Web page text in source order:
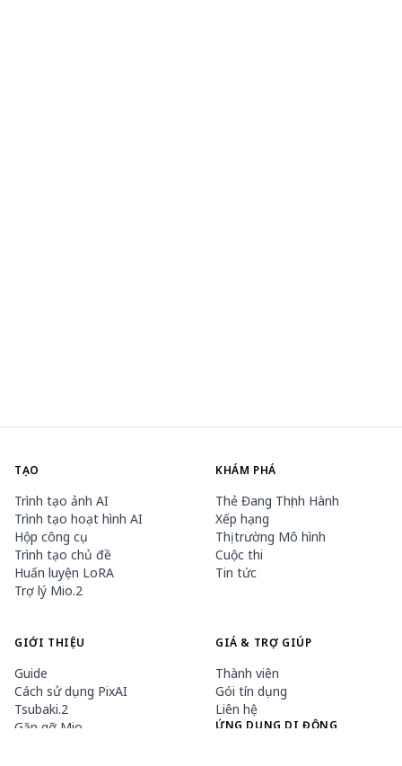
TẠO
Trình tạo ảnh AI
Trình tạo hoạt hình AI
Hộp công cụ
Trình tạo chủ đề
Huấn luyện LoRA
Trợ lý Mio.2
KHÁM PHÁ
Thẻ Đang Thịnh Hành
Xếp hạng
Thị trường Mô hình
Cuộc thi
Tin tức
GIỚI THIỆU
Guide
Cách sử dụng PixAI
Tsubaki.2
Gặp gỡ Mio
GIÁ & TRỢ GIÚP
Thành viên
Gói tín dụng
Liên hệ
ỨNG DỤNG DI ĐỘNG